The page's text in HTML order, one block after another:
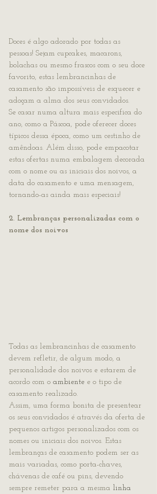
Doces é algo adorado por todas as
pessoas! Sejam cupcakes, macarons,
bolachas ou mesmo frascos com o seu doce
favorito, estas lembrancinhas de
casamento são impossíveis de esquecer e
adoçam a alma dos seus convidados.
Se casar numa altura mais especifica do
ano, como a Páscoa, pode oferecer doces
típicos dessa época, como um cestinho de
amêndoas. Além disso, pode empacotar
estas ofertas numa embalagem decorada
com o nome ou as iniciais dos noivos, a
data do casamento e uma mensagem,
tornando-as ainda mais especiais!
2. Lembranças personalizadas com o
nome dos noivos
Todas as lembrancinhas de casamento
devem refletir, de algum modo, a
personalidade dos noivos e estarem de
acordo com o ambiente e o tipo de
casamento realizado.
Assim, uma forma bonita de presentear
os seus convidados é através da oferta de
pequenos artigos personalizados com os
nomes ou iniciais dos noivos. Estas
lembranças de casamento podem ser as
mais variadas, como porta-chaves,
chávenas de café ou pins, devendo
sempre remeter para a mesma linha